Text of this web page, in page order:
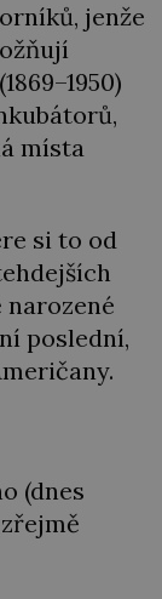
jenže
místa
si to od
poslední,
(dnes